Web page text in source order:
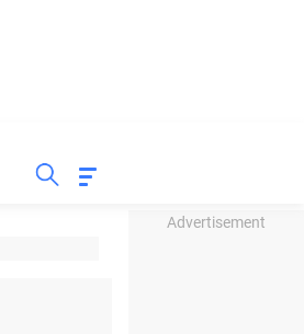
Advertisement
INSPIRASI BISNIS